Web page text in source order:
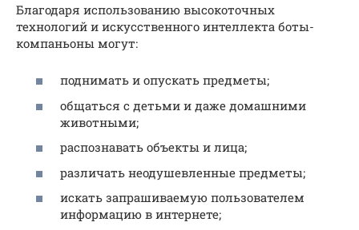
Благодаря использованию высокоточных
технологий и искусственного интеллекта боты-
компаньоны могут:
поднимать и опускать предметы;
общаться с детьми и даже домашними
животными;
распознавать объекты и лица;
различать неодушевленные предметы;
искать запрашиваемую пользователем
информацию в интернете;